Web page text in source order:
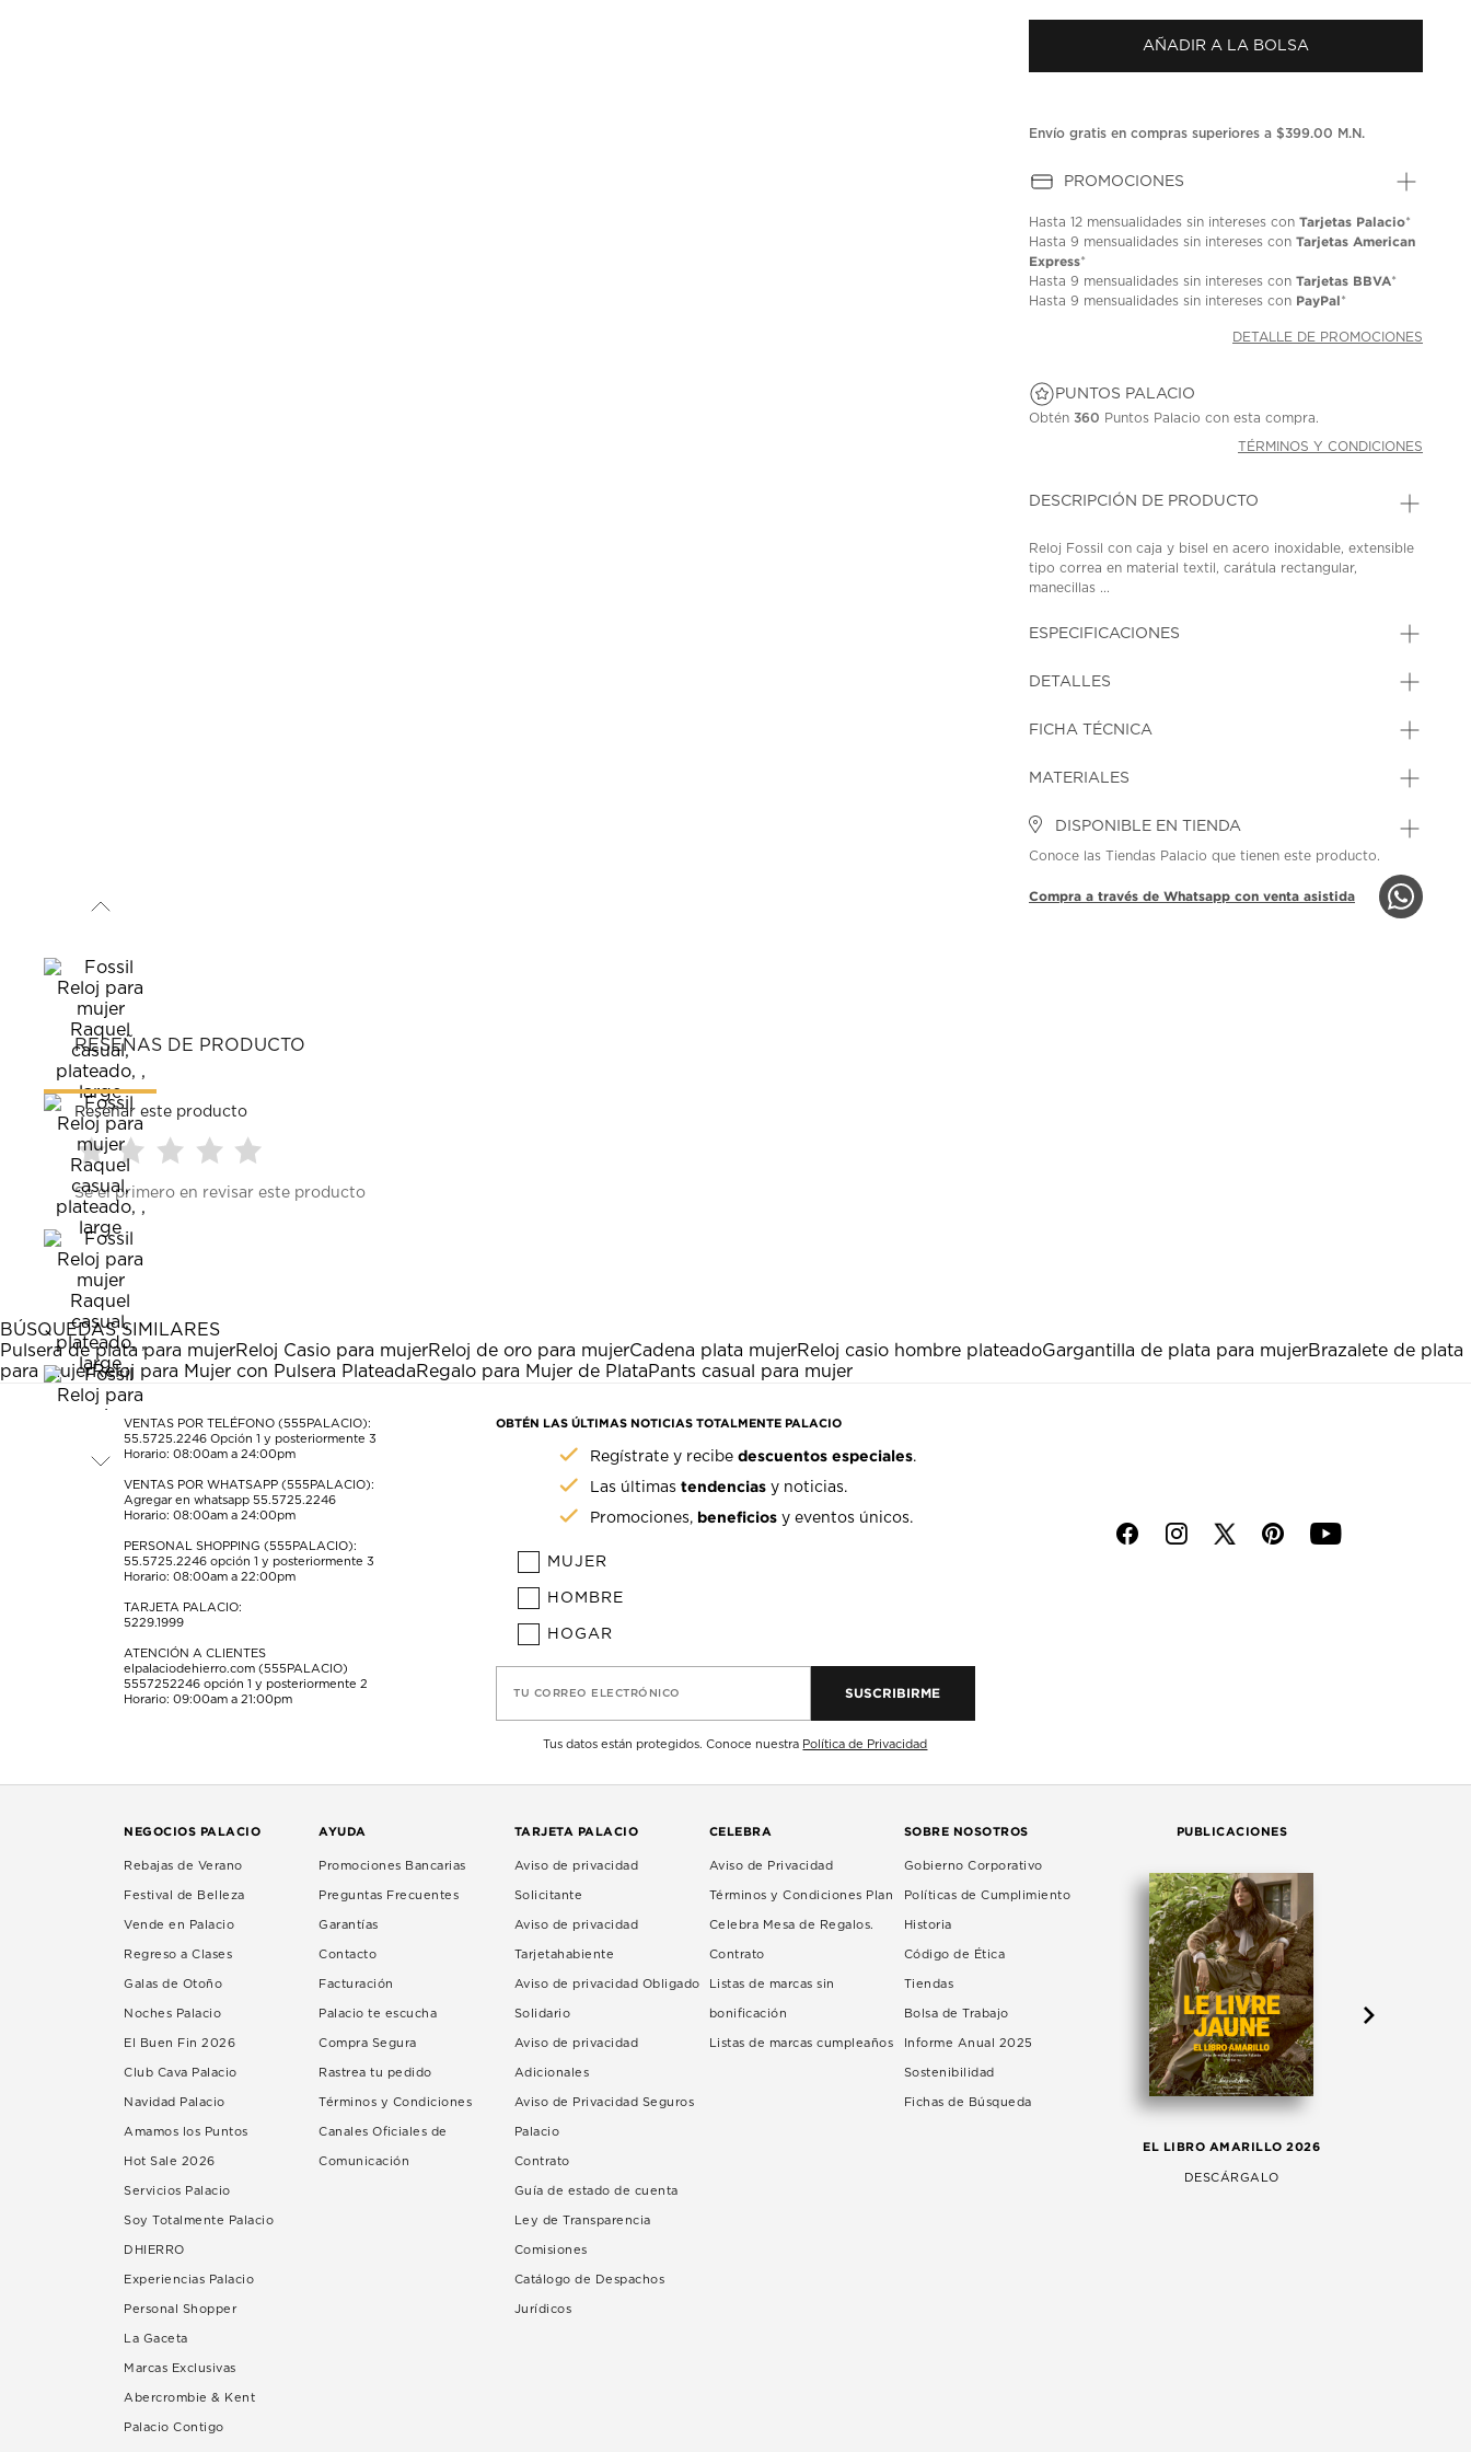
puntuación.
en
la
AÑADIR A LA BOLSA
Envío gratis en compras superiores a $399.00 M.N.
PROMOCIONES
Hasta12 mensualidades sin intereses conTarjetas Palacio*
Hasta9 mensualidades sin intereses conTarjetas American
Express*
Hasta9 mensualidades sin intereses conTarjetas BBVA*
Hasta9 mensualidades sin intereses con PayPal*
DETALLE DE PROMOCIONES
PUNTOS PALACIO
Obtén360 Puntos Palacio con esta compra.
TÉRMINOS Y CONDICIONES
DESCRIPCIÓN DE PRODUCTO
Reloj Fossil con caja y bisel en acero inoxidable, extensible
tipo correa en material textil, carátula rectangular,
manecillas ...
ESPECIFICACIONES
DETALLES
FICHA TÉCNICA
MATERIALES
DISPONIBLE EN TIENDA
Conoce las Tiendas Palacio que tienen este producto.
Compra a través de Whatsapp con venta asistida
RESEÑAS DE PRODUCTO
Reseñar este producto
Seleccionar
para
calificar
el
artículo
con
1
estrella
Esta
acción
abrirá
el
formulario
envío.
Seleccionar
para
calificar
el
artículo
con
2
estrellas.
Esta
acción
abrirá
el
formulario
de
para
estrellas.
Esta
acción
abrirá
formulario
de
para
estrellas.
Esta
acción
abrirá
formulario
de
para
Esta
acción
abrirá
formulario
de
envío.
Sé el primero en revisar este producto
BÚSQUEDAS SIMILARES
Pulsera de plata para mujerReloj Casio para mujerReloj de oro para mujerCadena plata mujerReloj casio hombre plateadoGargantilla de plata para mujerBrazalete de plata
para mujerReloj para Mujer con Pulsera PlateadaRegalo para Mujer de PlataPants casual para mujer
VENTAS POR TELÉFONO (555PALACIO):
55.5725.2246 Opción 1 y posteriormente 3
Horario: 08:00am a 24:00pm
VENTAS POR WHATSAPP (555PALACIO):
Agregar en whatsapp 55.5725.2246
Horario: 08:00am a 24:00pm
PERSONAL SHOPPING (555PALACIO):
55.5725.2246 opción 1 y posteriormente 3
Horario: 08:00am a 22:00pm
TARJETA PALACIO:
5229.1999
ATENCIÓN A CLIENTES
elpalaciodehierro.com (555PALACIO)
5557252246 opción 1 y posteriormente 2
Horario: 09:00am a 21:00pm
OBTÉN LAS ÚLTIMAS NOTICIAS TOTALMENTE PALACIO
Regístrate y recibedescuentos especiales.
Las últimastendencias y noticias.
Promociones, beneficios y eventos únicos.
MUJER
HOMBRE
HOGAR
TU CORREO ELECTRÓNICO SUSCRIBIRME
Tus datos están protegidos. Conoce nuestra Política de Privacidad
f i p y
NEGOCIOS PALACIO
Rebajas de Verano
Festival de Belleza
Vende en Palacio
Regreso a Clases
Galas de Otoño
Noches Palacio
El Buen Fin 2026
Club Cava Palacio
Navidad Palacio
Amamos los Puntos
Hot Sale 2026
Servicios Palacio
Soy Totalmente Palacio
DHIERRO
Experiencias Palacio
Personal Shopper
La Gaceta
Marcas Exclusivas
Abercrombie & Kent
Palacio Contigo
AYUDA
Promociones Bancarias
Preguntas Frecuentes
Garantías
Contacto
Facturación
Palacio te escucha
Compra Segura
Rastrea tu pedido
Términos y Condiciones
Canales Oficiales de
Comunicación
TARJETA PALACIO
Aviso de privacidad
Solicitante
Aviso de privacidad
Tarjetahabiente
Aviso de privacidad Obligado
Solidario
Aviso de privacidad
Adicionales
Aviso de Privacidad Seguros
Palacio
Contrato
Guía de estado de cuenta
Ley de Transparencia
Comisiones
Catálogo de Despachos
Jurídicos
CELEBRA
Aviso de Privacidad
Términos y Condiciones Plan
Celebra Mesa de Regalos.
Contrato
Listas de marcas sin
bonificación
Listas de marcas cumpleaños
SOBRE NOSOTROS
Gobierno Corporativo
Políticas de Cumplimiento
Historia
Código de Ética
Tiendas
Bolsa de Trabajo
Informe Anual 2025
Sostenibilidad
Fichas de Búsqueda
PUBLICACIONES
EL LIBRO AMARILLO 2026
DESCÁRGALO